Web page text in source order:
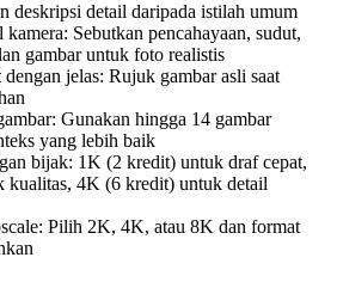
deskripsi detail daripada istilah umum
kamera: Sebutkan pencahayaan, sudut,
gambar untuk foto realistis
jelas: Rujuk gambar asli saat
Gunakan hingga 14 gambar
yang lebih baik
bijak: 1K (2 kredit) untuk draf cepat,
kualitas, 4K (6 kredit) untuk detail
Pilih 2K, 4K, atau 8K dan format